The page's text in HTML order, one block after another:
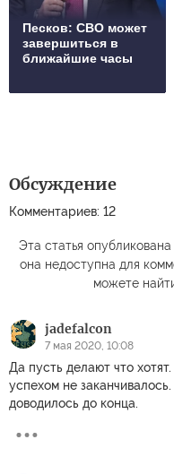
Песков: СВО может
завершиться в
ближайшие часы
Обсуждение
Комментариев: 12
Эта статья
она недоступна для
можете
jadefalcon
7 мая 2020, 10:08
Да пусть делают что
успехом не
доводилось до конца.